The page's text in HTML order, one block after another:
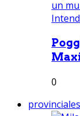
0
provinciales